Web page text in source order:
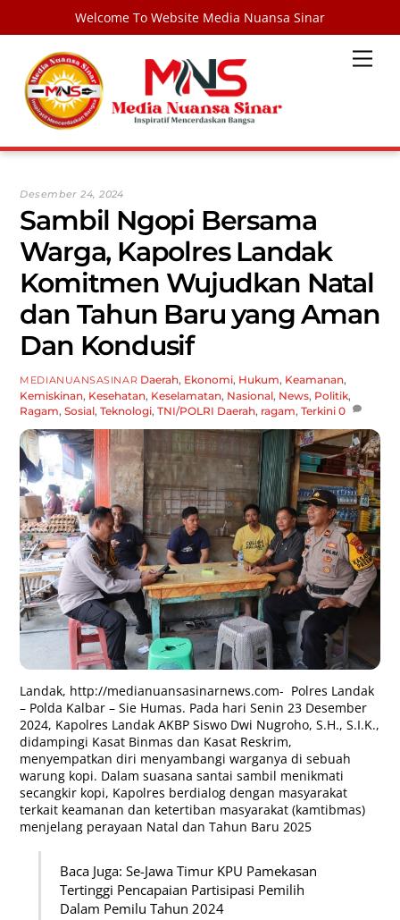
Welcome To Website Media Nuansa Sinar
content
Desember 24, 2024
Sambil Ngopi Bersama
Warga, Kapolres Landak
Komitmen Wujudkan Natal
dan Tahun Baru yang Aman
Dan Kondusif
MEDIANUANSASINAR Daerah, Ekonomi, Hukum, Keamanan,
Kemiskinan, Kesehatan, Keselamatan, Nasional, News, Politik,
Ragam,Sosial,Teknologi,TNI/POLRI Daerah, ragam,Terkini 0
Landak, http://medianuansasinarnews.com- Polres Landak
– Polda Kalbar – Sie Humas. Pada hari Senin 23 Desember
2024, Kapolres Landak AKBP Siswo Dwi Nugroho, S.H., S.I.K.,
didampingi Kasat Binmas dan Kasat Reskrim,
menyempatkan diri menyambangi warganya di sebuah
warung kopi. Dalam suasana santai sambil menikmati
secangkir kopi, Kapolres berdialog dengan masyarakat
terkait keamanan dan ketertiban masyarakat (kamtibmas)
menjelang perayaan Natal dan Tahun Baru 2025
Baca Juga: Se-Jawa Timur KPU Pamekasan
Tertinggi Pencapaian Partisipasi Pemilih
Dalam Pemilu Tahun 2024